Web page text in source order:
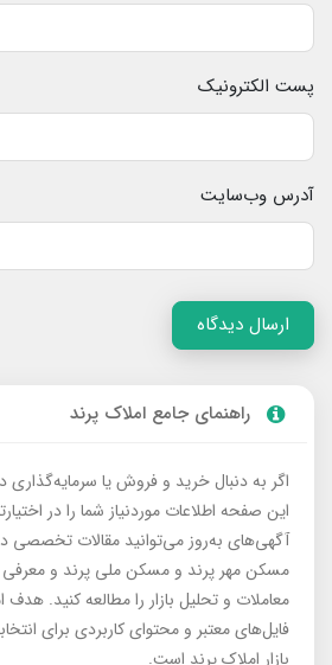
پست الکترونیک
آدرس وب‌سایت
ارسال دیدگاه
راهنمای جامع املاک پرند
اگر به دنبال خرید و فروش یا سرمایه‌گذاری
این صفحه اطلاعات موردنیاز شما را در
آگهی‌های به‌روز می‌توانید مقالات تخصصی
مسکن مهر پرند و مسکن ملی پرند و معرفی
معاملات و تحلیل بازار را مطالعه کنید.
فایل‌های معتبر و محتوای کاربردی برای
بازار املاک پرند است.